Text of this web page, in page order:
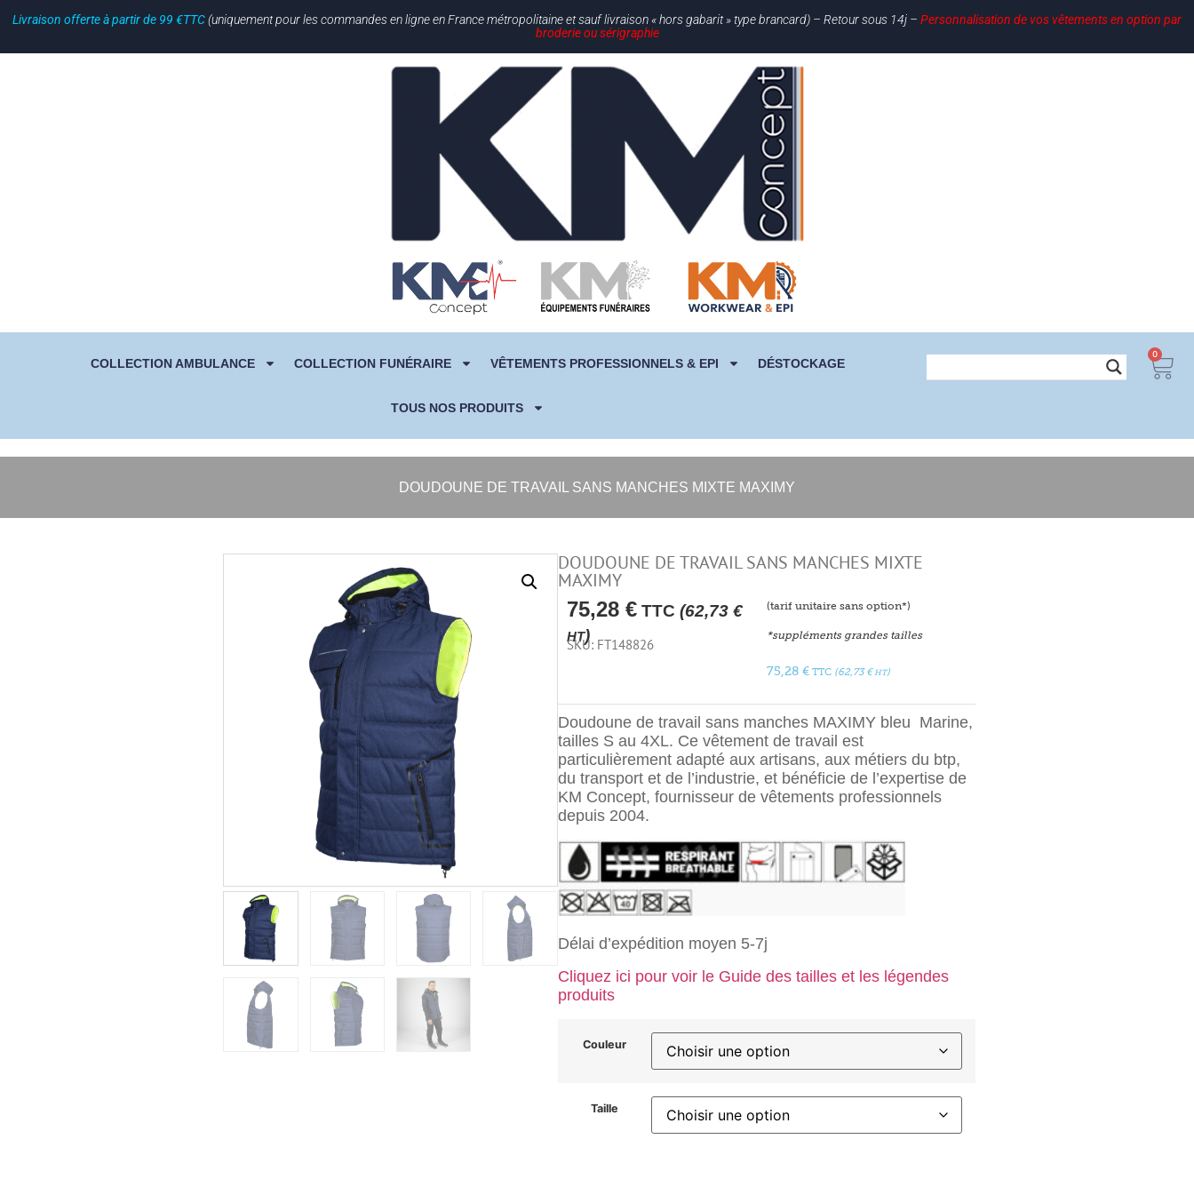
Livraison offerte à partir de 99 €TTC(uniquement pour les commandes en ligne en France métropolitaine et sauf livraison « hors gabarit » type brancard) – Retour sous 14j – Personnalisation de vos vêtements en option par
broderie ou sérigraphie
COLLECTION AMBULANCE COLLECTION FUNÉRAIRE VÊTEMENTS PROFESSIONNELS & EPI DÉSTOCKAGE
TOUS NOS PRODUITS
0
DOUDOUNE DE TRAVAIL SANS MANCHES MIXTE MAXIMY
DOUDOUNE DE TRAVAIL SANS MANCHES MIXTE
MAXIMY
75,28 €TTC (62,73 €
HT)
(tarif unitaire sans option*)
*suppléments grandes tailles
SKU: FT148826
75,28 €TTC(62,73€HT)
Doudoune de travail sans manches MAXIMY bleu Marine,
tailles S au 4XL. Ce vêtement de travail est
particulièrement adapté aux artisans, aux métiers du btp,
du transport et de l’industrie, et bénéficie de l’expertise de
KM Concept, fournisseur de vêtements professionnels
depuis 2004.
Délai d’expédition moyen 5-7j
Cliquez ici pour voir le Guide des tailles et les légendes
produits
Couleur
Taille